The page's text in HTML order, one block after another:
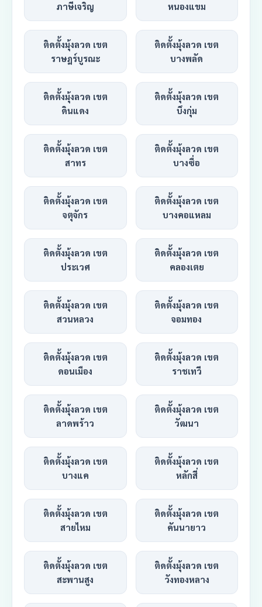
ภาษีเจริญ
หนองแขม
ติดตั้งมุ้งลวด เขต
ราษฎร์บูรณะ
ติดตั้งมุ้งลวด เขต
บางพลัด
ติดตั้งมุ้งลวด เขต
ดินแดง
ติดตั้งมุ้งลวด เขต
บึงกุ่ม
ติดตั้งมุ้งลวด เขต
สาทร
ติดตั้งมุ้งลวด เขต
บางซื่อ
ติดตั้งมุ้งลวด เขต
จตุจักร
ติดตั้งมุ้งลวด เขต
บางคอแหลม
ติดตั้งมุ้งลวด เขต
ประเวศ
ติดตั้งมุ้งลวด เขต
คลองเตย
ติดตั้งมุ้งลวด เขต
สวนหลวง
ติดตั้งมุ้งลวด เขต
จอมทอง
ติดตั้งมุ้งลวด เขต
ดอนเมือง
ติดตั้งมุ้งลวด เขต
ราชเทวี
ติดตั้งมุ้งลวด เขต
ลาดพร้าว
ติดตั้งมุ้งลวด เขต
วัฒนา
ติดตั้งมุ้งลวด เขต
บางแค
ติดตั้งมุ้งลวด เขต
หลักสี่
ติดตั้งมุ้งลวด เขต
สายไหม
ติดตั้งมุ้งลวด เขต
คันนายาว
ติดตั้งมุ้งลวด เขต
สะพานสูง
ติดตั้งมุ้งลวด เขต
วังทองหลาง